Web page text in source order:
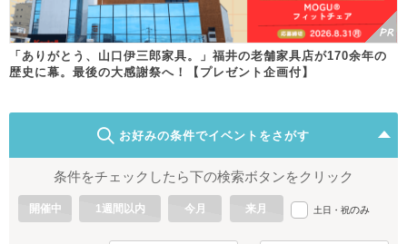
「ありがとう、山口伊三郎家具。」福井の老舗家具店が170余年の
歴史に幕。最後の大感謝祭へ！【プレゼント企画付】
お好みの条件でイベントをさがす
条件をチェックしたら下の検索ボタンをクリック
開催中 1週間以内 今月 来月 土日・祝のみ